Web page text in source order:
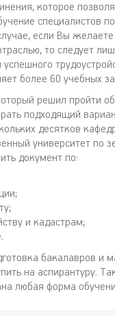
которое
специалистов
если Вы желаете
то следует
успешного
более 60 учебных
решил пройти
подходящий
десятков
университет по
документ по:
и кадастрам;
бакалавров и
на аспирантуру.
любая форма